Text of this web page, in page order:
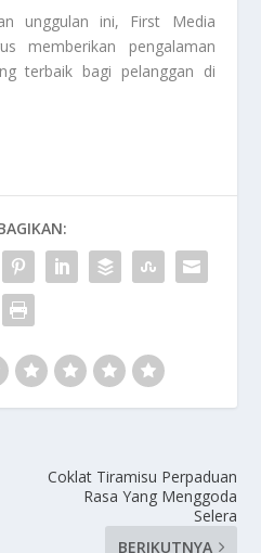
unggulan ini, First Media
memberikan pengalaman
terbaik bagi pelanggan di
Coklat Tiramisu Perpaduan
Rasa Yang Menggoda
Selera
BERIKUTNYA